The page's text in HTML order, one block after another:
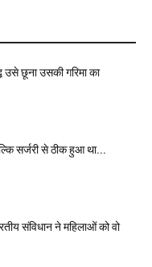
उसे छूना उसकी गरिमा का
सर्जरी से ठीक हुआ था...
संविधान ने महिलाओं को वो